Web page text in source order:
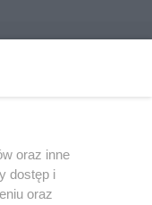
oraz inne
dostęp i
oraz